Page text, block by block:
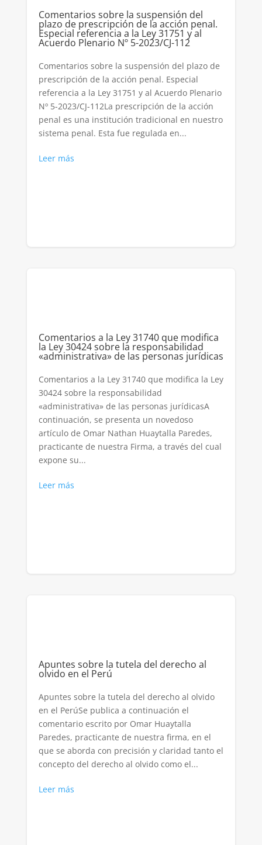
Comentarios sobre la suspensión del
plazo de prescripción de la acción penal.
Especial referencia a la Ley 31751 y al
Acuerdo Plenario Nº 5-2023/CJ-112
Comentarios sobre la suspensión del plazo de
prescripción de la acción penal. Especial
referencia a la Ley 31751 y al Acuerdo Plenario
Nº 5-2023/CJ-112La prescripción de la acción
penal es una institución tradicional en nuestro
sistema penal. Esta fue regulada en...
Leer más
Comentarios a la Ley 31740 que modifica
la Ley 30424 sobre la responsabilidad
«administrativa» de las personas jurídicas
Comentarios a la Ley 31740 que modifica la Ley
30424 sobre la responsabilidad
«administrativa» de las personas jurídicasA
continuación, se presenta un novedoso
artículo de Omar Nathan Huaytalla Paredes,
practicante de nuestra Firma, a través del cual
expone su...
Leer más
Apuntes sobre la tutela del derecho al
olvido en el Perú
Apuntes sobre la tutela del derecho al olvido
en el PerúSe publica a continuación el
comentario escrito por Omar Huaytalla
Paredes, practicante de nuestra firma, en el
que se aborda con precisión y claridad tanto el
concepto del derecho al olvido como el...
Leer más